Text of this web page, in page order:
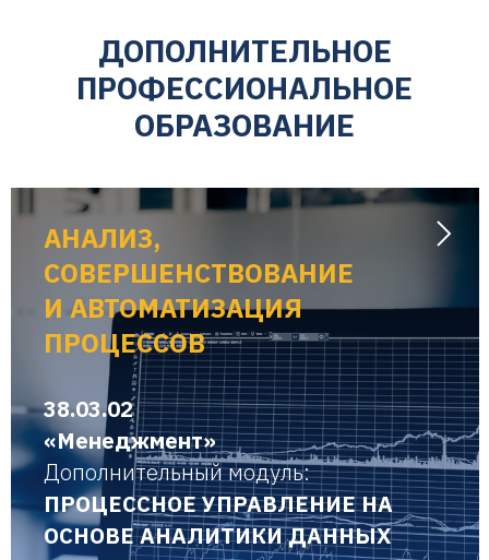
ДОПОЛНИТЕЛЬНОЕ
ПРОФЕССИОНАЛЬНОЕ
ОБРАЗОВАНИЕ
АНАЛИЗ,
СОВЕРШЕНСТВОВАНИЕ
И АВТОМАТИЗАЦИЯ
ПРОЦЕССОВ
38.03.02
«Менеджмент»
Дополнительный модуль:
ПРОЦЕССНОЕ УПРАВЛЕНИЕ НА
ОСНОВЕ АНАЛИТИКИ ДАННЫХ